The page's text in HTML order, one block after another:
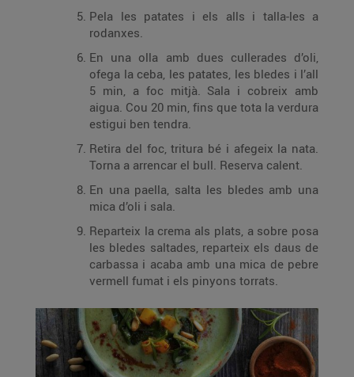
Pela les patates i els alls i talla-les a
rodanxes.
En una olla amb dues cullerades d’oli,
ofega la ceba, les patates, les bledes i l’all
5 min, a foc mitjà. Sala i cobreix amb
aigua. Cou 20 min, fins que tota la verdura
estigui ben tendra.
Retira del foc, tritura bé i afegeix la nata.
Torna a arrencar el bull. Reserva calent.
En una paella, salta les bledes amb una
mica d’oli i sala.
Reparteix la crema als plats, a sobre posa
les bledes saltades, reparteix els daus de
carbassa i acaba amb una mica de pebre
vermell fumat i els pinyons torrats.